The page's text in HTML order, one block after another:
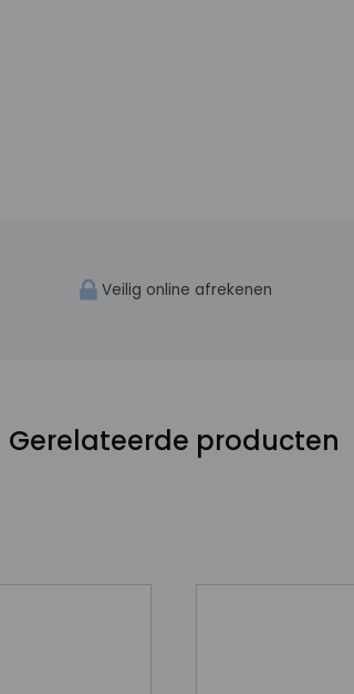
Veilig online afrekenen
Gerelateerde producten